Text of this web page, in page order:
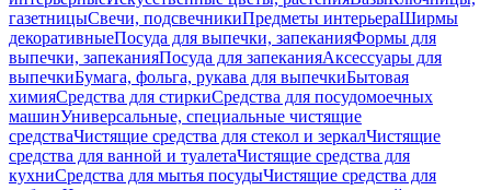
газетницыСвечи, подсвечникиПредметы интерьераШирмы
декоративныеПосуда для выпечки, запеканияФормы для
выпечки, запеканияПосуда для запеканияАксессуары для
выпечкиБумага, фольга, рукава для выпечкиБытовая
химияСредства для стиркиСредства для посудомоечных
машинУниверсальные, специальные чистящие
средстваЧистящие средства для стекол и зеркалЧистящие
средства для ванной и туалетаЧистящие средства для
кухниСредства для мытья посудыЧистящие средства для